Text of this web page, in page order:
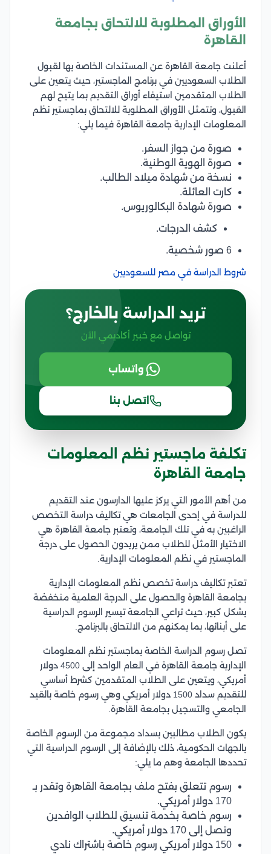
الأوراق المطلوبة للالتحاق بجامعة
القاهرة
أعلنت جامعة القاهرة عن المستندات الخاصة بها لقبول
الطلاب السعوديين في برنامج الماجستير، حيث يتعين على
الطلاب المتقدمين استيفاء أوراق التقديم بما يتيح لهم
القبول، وتتمثل الأوراق المطلوبة للالتحاق بماجستير نظم
المعلومات الإدارية جامعة القاهرة فيما يلي:
صورة من جواز السفر.
صورة الهوية الوطنية.
نسخة من شهادة ميلاد الطالب.
كارت العائلة.
صورة شهادة البكالوريوس.
كشف الدرجات.
6 صور شخصية.
شروط الدراسة في مصر للسعوديين
تريد الدراسة بالخارج؟
تواصل مع خبير أكاديمي الآن
واتساب
اتصل بنا
تكلفة ماجستير نظم المعلومات
جامعة القاهرة
من أهم الأمور التي يركز عليها الدارسون عند التقديم
للدراسة في إحدى الجامعات هي تكاليف دراسة التخصص
الراغبين به في تلك الجامعة، وتعتبر جامعة القاهرة هي
الاختيار الأمثل للطلاب ممن يريدون الحصول على درجة
الماجستير في نظم المعلومات الإدارية.
تعتبر تكاليف دراسة تخصص نظم المعلومات الإدارية
بجامعة القاهرة والحصول على الدرجة العلمية منخفضة
بشكل كبير، حيث تراعي الجامعة تيسير الرسوم الدراسية
على أبنائها، بما يمكنهم من الالتحاق بالبرنامج.
تصل رسوم الدراسة الخاصة بماجستير نظم المعلومات
الإدارية جامعة القاهرة في العام الواحد إلى 4500 دولار
أمريكي، ويتعين على الطلاب المتقدمين كشرط أساسي
للتقديم سداد 1500 دولار أمريكي وهي رسوم خاصة بالقيد
الجامعي والتسجيل بجامعة القاهرة.
يكون الطلاب مطالبين بسداد مجموعة من الرسوم الخاصة
بالجهات الحكومية، ذلك بالإضافة إلى الرسوم الدراسية التي
تحددها الجامعة وهم ما يلي:
رسوم تتعلق بفتح ملف بجامعة القاهرة وتقدر بـ
170 دولار أمريكي.
رسوم خاصة بخدمة تنسيق للطلاب الوافدين
وتصل إلى 170 دولار أمريكي.
150 دولار أمريكي رسوم خاصة باشتراك نادي